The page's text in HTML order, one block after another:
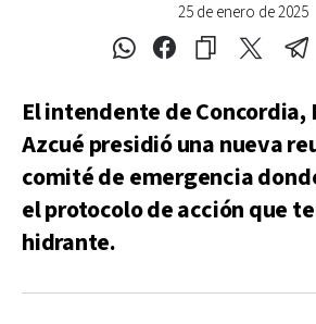
25 de enero de 2025
El intendente de Concordia,
Azcué presidió una nueva
comité de emergencia
el protocolo de acción que
hidrante.